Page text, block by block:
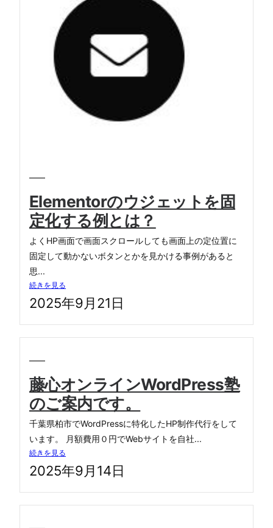
Elementorのウジェットを固
定化する例とは？
よくHP画面で画面スクロールしても画面上の定位置に
固定して動かないボタンとかを見かける事例があると
思...
続きを見る
2025年9月21日
藤心オンラインWordPress塾
のご案内です。
千葉県柏市でWordPressに特化したHP制作代行をして
います。 月額費用０円でWebサイトを自社...
続きを見る
2025年9月14日